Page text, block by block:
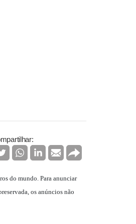
do mundo. Para anunciar
os anúncios não